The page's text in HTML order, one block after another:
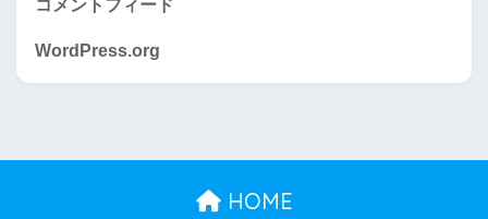
コメントフィード
WordPress.org
HOME